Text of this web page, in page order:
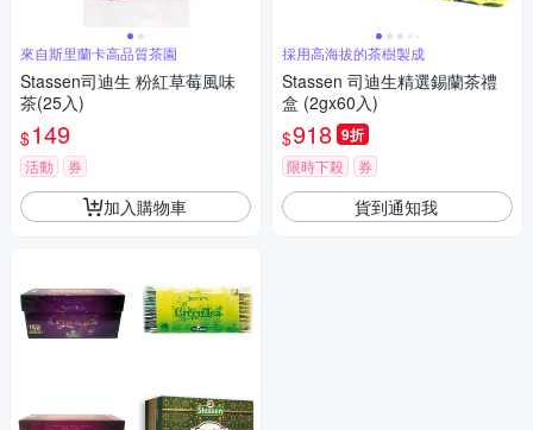
來自斯里蘭卡高品質茶園
Stassen司迪生 粉紅草莓風味
茶(25入)
$149
活動 券
加入購物車
採用高海拔的茶樹製成
Stassen 司迪生精選錫蘭茶禮
盒 (2gx60入)
$918 9折
限時下殺 券
貨到通知我